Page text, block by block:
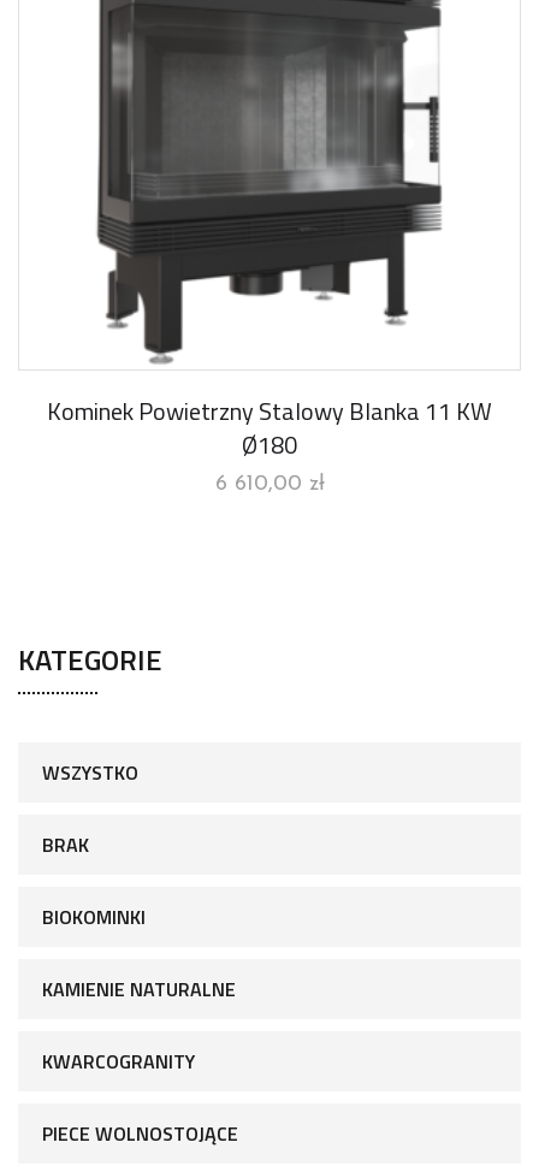
Kominek Powietrzny Stalowy Blanka 11 KW
Ø180
6 610,00 zł
KATEGORIE
WSZYSTKO
BRAK
BIOKOMINKI
KAMIENIE NATURALNE
KWARCOGRANITY
PIECE WOLNOSTOJĄCE